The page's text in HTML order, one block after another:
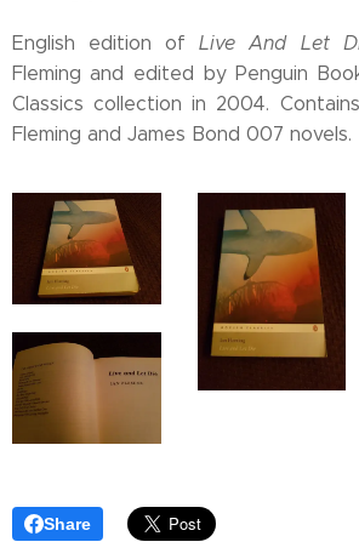
English edition ofLive And Let
Fleming and edited by Penguin
Classics collection in 2004.
Fleming and James Bond 007 novels.
Share